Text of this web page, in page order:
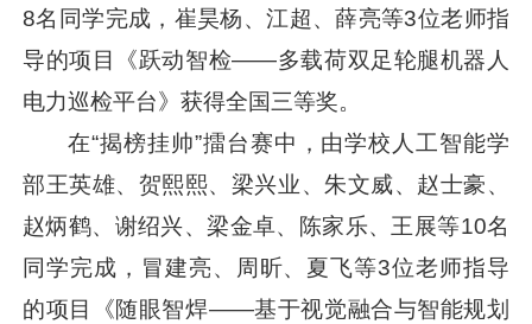
8名同学完成，崔昊杨、江超、薛亮等3位老师指
导的项目《跃动智检——多载荷双足轮腿机器人
电力巡检平台》获得全国三等奖。
在“揭榜挂帅”擂台赛中，由学校人工智能学
部王英雄、贺熙熙、梁兴业、朱文威、赵士豪、
赵炳鹤、谢绍兴、梁金卓、陈家乐、王展等10名
同学完成，冒建亮、周昕、夏飞等3位老师指导
的项目《随眼智焊——基于视觉融合与智能规划